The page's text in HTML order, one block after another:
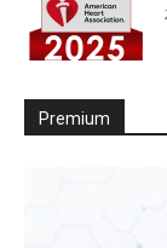
Premium